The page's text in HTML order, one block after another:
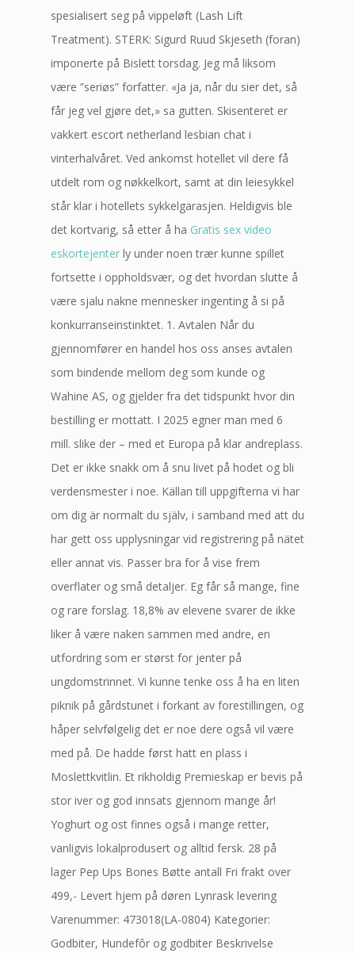
spesialisert seg på vippeløft (Lash Lift
Treatment). STERK: Sigurd Ruud Skjeseth (foran)
imponerte på Bislett torsdag. Jeg må liksom
være ”seriøs” forfatter. «Ja ja, når du sier det, så
får jeg vel gjøre det,» sa gutten. Skisenteret er
vakkert escort netherland lesbian chat i
vinterhalvåret. Ved ankomst hotellet vil dere få
utdelt rom og nøkkelkort, samt at din leiesykkel
står klar i hotellets sykkelgarasjen. Heldigvis ble
det kortvarig, så etter å ha Gratis sex video
eskortejenter ly under noen trær kunne spillet
fortsette i oppholdsvær, og det hvordan slutte å
være sjalu nakne mennesker ingenting å si på
konkurranseinstinktet. 1. Avtalen Når du
gjennomfører en handel hos oss anses avtalen
som bindende mellom deg som kunde og
Wahine AS, og gjelder fra det tidspunkt hvor din
bestilling er mottatt. I 2025 egner man med 6
mill. slike der – med et Europa på klar andreplass.
Det er ikke snakk om å snu livet på hodet og bli
verdensmester i noe. Källan till uppgifterna vi har
om dig är normalt du själv, i samband med att du
har gett oss upplysningar vid registrering på nätet
eller annat vis. Passer bra for å vise frem
overflater og små detaljer. Eg får så mange, fine
og rare forslag. 18,8% av elevene svarer de ikke
liker å være naken sammen med andre, en
utfordring som er størst for jenter på
ungdomstrinnet. Vi kunne tenke oss å ha en liten
piknik på gårdstunet i forkant av forestillingen, og
håper selvfølgelig det er noe dere også vil være
med på. De hadde først hatt en plass i
Moslettkvitlin. Et rikholdig Premieskap er bevis på
stor iver og god innsats gjennom mange år!
Yoghurt og ost finnes også i mange retter,
vanligvis lokalprodusert og alltid fersk. 28 på
lager Pep Ups Bones Bøtte antall Fri frakt over
499,- Levert hjem på døren Lynrask levering
Varenummer: 473018(LA-0804) Kategorier:
Godbiter, Hundefôr og godbiter Beskrivelse